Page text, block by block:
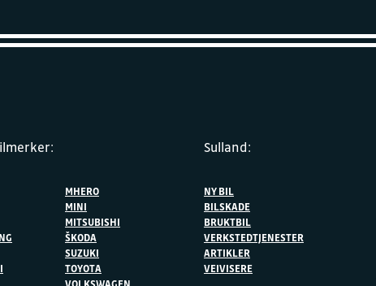
MHERO
MINI
MITSUBISHI
ŠKODA
SUZUKI
TOYOTA
Sulland:
NY BIL
BILSKADE
BRUKTBIL
VERKSTEDTJENESTER
ARTIKLER
VEIVISERE